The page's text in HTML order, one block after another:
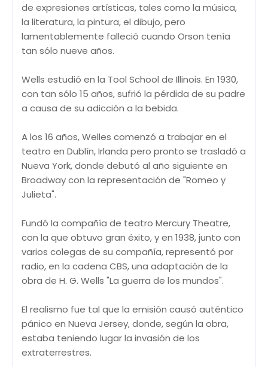
de expresiones artísticas, tales como la música,
la literatura, la pintura, el dibujo, pero
lamentablemente falleció cuando Orson tenía
tan sólo nueve años.
Wells estudió en la Tool School de Illinois. En 1930,
con tan sólo 15 años, sufrió la pérdida de su padre
a causa de su adicción a la bebida.
A los 16 años, Welles comenzó a trabajar en el
teatro en Dublín, Irlanda pero pronto se trasladó a
Nueva York, donde debutó al año siguiente en
Broadway con la representación de "Romeo y
Julieta".
Fundó la compañía de teatro Mercury Theatre,
con la que obtuvo gran éxito, y en 1938, junto con
varios colegas de su compañía, representó por
radio, en la cadena CBS, una adaptación de la
obra de H. G. Wells "La guerra de los mundos".
El realismo fue tal que la emisión causó auténtico
pánico en Nueva Jersey, donde, según la obra,
estaba teniendo lugar la invasión de los
extraterrestres.